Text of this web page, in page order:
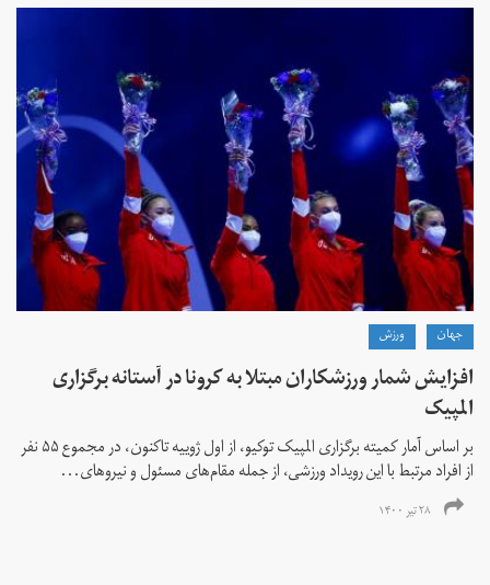
جهان ورزش
افزایش شمار ورزشکاران مبتلا به کرونا در آستانه برگزاری
المپیک
بر اساس آمار کمیته برگزاری المپیک توکیو، از اول ژوییه تاکنون، در مجموع ۵۵ نفر
از افراد مرتبط با این رویداد ورزشی، از جمله مقام‌های مسئول و نیروهای...
۲۸ تیر ۱۴۰۰